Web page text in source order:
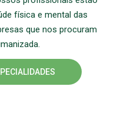
física e mental das
que nos procuram